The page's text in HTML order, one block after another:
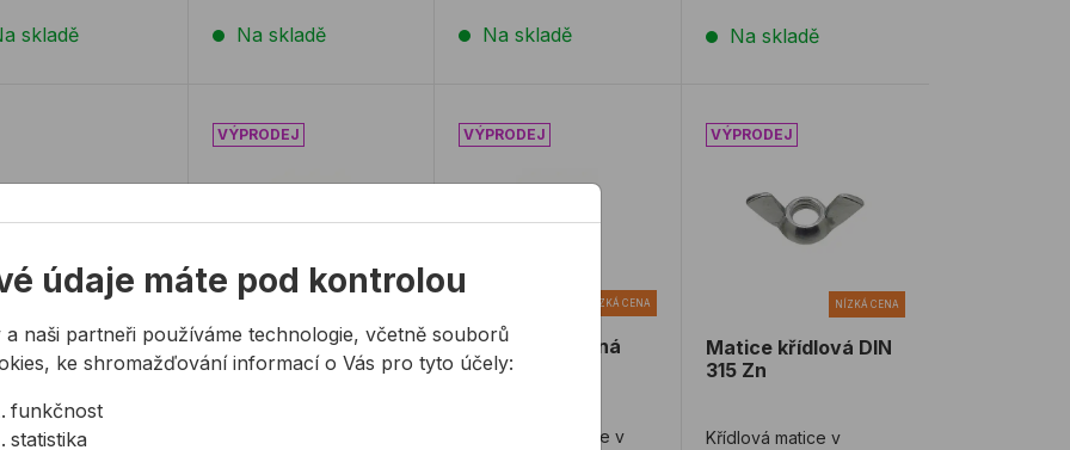
skladě Na skladě Na skladě Na skladě
s ozubeným límcem DIN 6923 Zn
s ozubeným
DIN 6923 Zn
s ozubeným
Matice uzavřená DIN 1587 Zn
Matice uzavřená
DIN 1587 Zn
Matice uzavřená DIN 1587 A2
NÍZKÁ CENA
Matice uzavřená
DIN 1587 A2
Klobouková matice v
Matice křídlová DIN 315 Zn
NÍZKÁ CENA
Matice křídlová DIN
315 Zn
Křídlová matice v
údaje máte pod kontrolou
a naši partneři používáme technologie, včetně souborů
ke shromažďování informací o Vás pro tyto účely:
funkčnost
statistika